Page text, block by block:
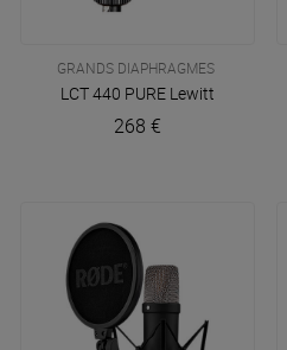
GRANDS DIAPHRAGMES
LCT 440 PURE Lewitt
268 €